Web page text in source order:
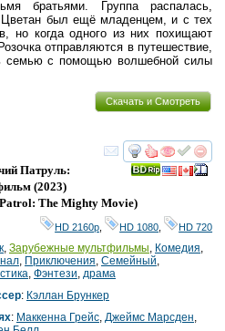
братьями. Группа распалась,
Цветан был ещё младенцем, и с тех
но когда одного из них похищают
отправляются в путешествие,
семью с помощью волшебной силы
Скачать и Смотреть
смотреть
Патруль:
(2023)
The Mighty Movie)
HD 2160р HD 1080 HD 720
, Зарубежные мультфильмы, Комедия,
, Приключения, Семейный,
, Фэнтези, драма
: Кэллан Брункер
: Маккенна Грейс, Джеймс Марсден,